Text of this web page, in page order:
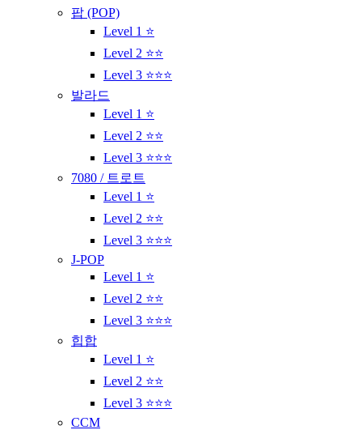
팝 (POP)
Level 1 ⭐
Level 2 ⭐⭐
Level 3 ⭐⭐⭐
발라드
Level 1 ⭐
Level 2 ⭐⭐
Level 3 ⭐⭐⭐
7080 / 트로트
Level 1 ⭐
Level 2 ⭐⭐
Level 3 ⭐⭐⭐
J-POP
Level 1 ⭐
Level 2 ⭐⭐
Level 3 ⭐⭐⭐
힙합
Level 1 ⭐
Level 2 ⭐⭐
Level 3 ⭐⭐⭐
CCM